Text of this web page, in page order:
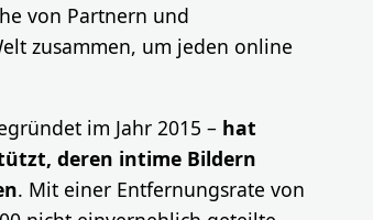
von Partnern und
zusammen, um jeden online
im Jahr 2015 – hat
deren intime Bildern
. Mit einer Entfernungsrate von